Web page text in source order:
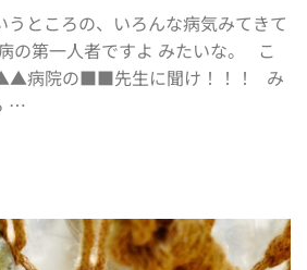
うところの、いろんな病気みてきて
の第一人者ですよ みたいな。 こ
病院の■■先生に聞け！！！ み
…